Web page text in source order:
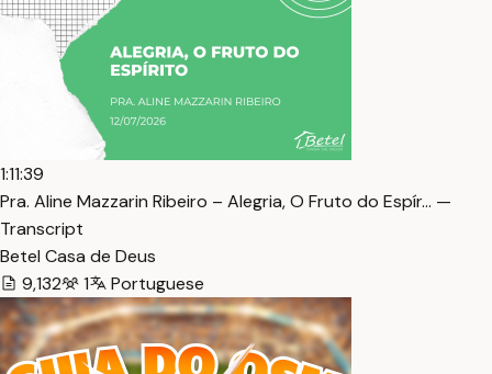
1:11:39
Pra. Aline Mazzarin Ribeiro – Alegria, O Fruto do Espír… —
Transcript
Betel Casa de Deus
9,132
1 Portuguese